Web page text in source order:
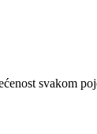
svakom